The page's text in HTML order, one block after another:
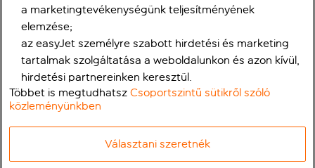
a marketingtevékenységünk teljesítményének
elemzése;
az easyJet személyre szabott hirdetési és marketing
tartalmak szolgáltatása a weboldalunkon és azon kívül,
hirdetési partnereinken keresztül.
Többet is megtudhatszCsoportszintű sütikről szóló
közleményünkben
Választani szeretnék